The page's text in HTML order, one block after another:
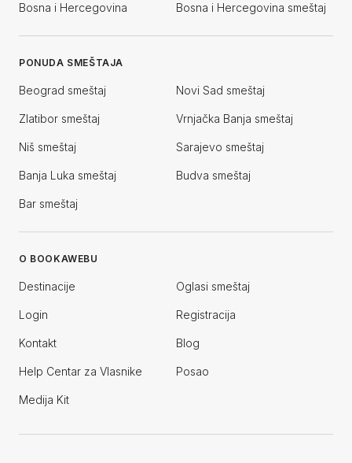
Bosna i Hercegovina Bosna i Hercegovina smeštaj
PONUDA SMEŠTAJA
Beograd smeštaj Novi Sad smeštaj
Zlatibor smeštaj Vrnjačka Banja smeštaj
Niš smeštaj Sarajevo smeštaj
Banja Luka smeštaj Budva smeštaj
Bar smeštaj
O BOOKAWEBU
Destinacije Oglasi smeštaj
Login Registracija
Kontakt Blog
Help Centar za Vlasnike Posao
Medija Kit